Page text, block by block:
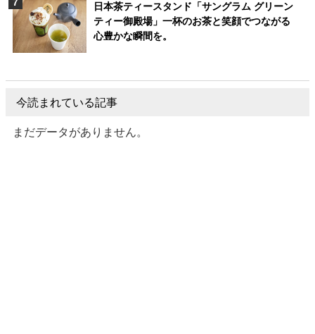
日本茶ティースタンド「サングラム グリーン
ティー御殿場」一杯のお茶と笑顔でつながる
心豊かな瞬間を。
今読まれている記事
まだデータがありません。